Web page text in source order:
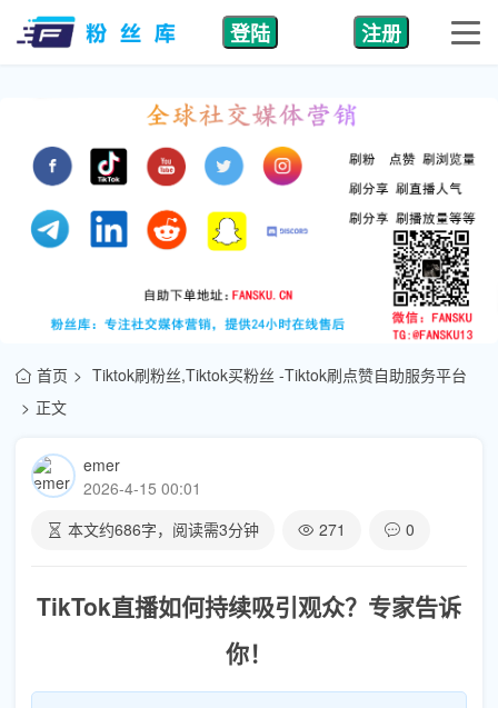
登陆 注册
首页
Tiktok刷粉丝,Tiktok买粉丝 -Tiktok刷点赞自助服务平台
正文
emer
2026-4-15 00:01
本文约686字，阅读需3分钟 271 0
TikTok直播如何持续吸引观众？专家告诉
你！